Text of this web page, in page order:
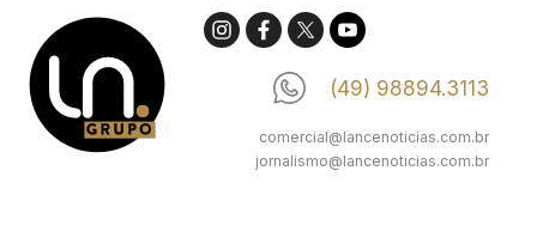
(49) 98894.3113
comercial@lancenoticias.com.br
jornalismo@lancenoticias.com.br